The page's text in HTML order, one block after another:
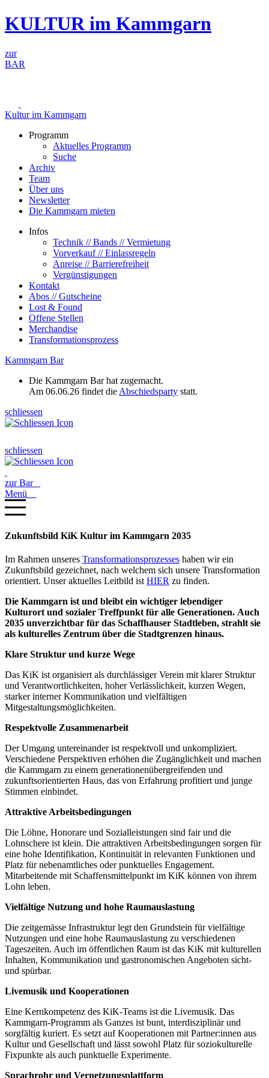
Zum
Inhalt
KULTUR im Kammgarn
zur
BAR
Kultur im Kammgarn
Programm
Aktuelles Programm
Suche
Archiv
Team
Über uns
Newsletter
Die Kammgarn mieten
Infos
Technik // Bands // Vermietung
Vorverkauf // Einlassregeln
Anreise // Barrierefreiheit
Vergünstigungen
Kontakt
Abos // Gutscheine
Lost & Found
Offene Stellen
Merchandise
Transformationsprozess
Kammgarn Bar
Die Kammgarn Bar hat zugemacht.
Am 06.06.26 findet die Abschiedsparty statt.
schliessen
schliessen
zur Bar
Menü
Zukunftsbild KiK Kultur im Kammgarn 2035
Im Rahmen unseres Transformationsprozesses haben wir ein
Zukunftsbild gezeichnet, nach welchem sich unsere Transformation
orientiert. Unser aktuelles Leitbild istHIER zu finden.
Die Kammgarn ist und bleibt ein wichtiger lebendiger
Kulturort und sozialer Treffpunkt für alle Generationen. Auch
2035 unverzichtbar für das Schaffhauser Stadtleben, strahlt sie
als kulturelles Zentrum über die Stadtgrenzen hinaus.
Klare Struktur und kurze Wege
Das KiK ist organisiert als durchlässiger Verein mit klarer Struktur
und Verantwortlichkeiten, hoher Verlässlichkeit, kurzen Wegen,
starker interner Kommunikation und vielfältigen
Mitgestaltungsmöglichkeiten.
Respektvolle Zusammenarbeit
Der Umgang untereinander ist respektvoll und unkompliziert.
Verschiedene Perspektiven erhöhen die Zugänglichkeit und machen
die Kammgarn zu einem generationenübergreifenden und
zukunftsorientierten Haus, das von Erfahrung profitiert und junge
Stimmen einbindet.
Attraktive Arbeitsbedingungen
Die Löhne, Honorare und Sozialleistungen sind fair und die
Lohnschere ist klein. Die attraktiven Arbeitsbedingungen sorgen für
eine hohe Identifikation, Kontinuität in relevanten Funktionen und
Platz für nebenamtliches oder punktuelles Engagement.
Mitarbeitende mit Schaffensmittelpunkt im KiK können von ihrem
Lohn leben.
Vielfältige Nutzung und hohe Raumauslastung
Die zeitgemässe Infrastruktur legt den Grundstein für vielfältige
Nutzungen und eine hohe Raumauslastung zu verschiedenen
Tageszeiten. Auch im öffentlichen Raum ist das KiK mit kulturellen
Inhalten, Kommunikation und gastronomischen Angeboten sicht-
und spürbar.
Livemusik und Kooperationen
Eine Kernkompetenz des KiK-Teams ist die Livemusik. Das
Kammgarn-Programm als Ganzes ist bunt, interdisziplinär und
sorgfältig kuriert. Es setzt auf Kooperationen mit Partner:innen aus
Kultur und Gesellschaft und lässt sowohl Platz für soziokulturelle
Fixpunkte als auch punktuelle Experimente.
Sprachrohr und Vernetzungsplattform